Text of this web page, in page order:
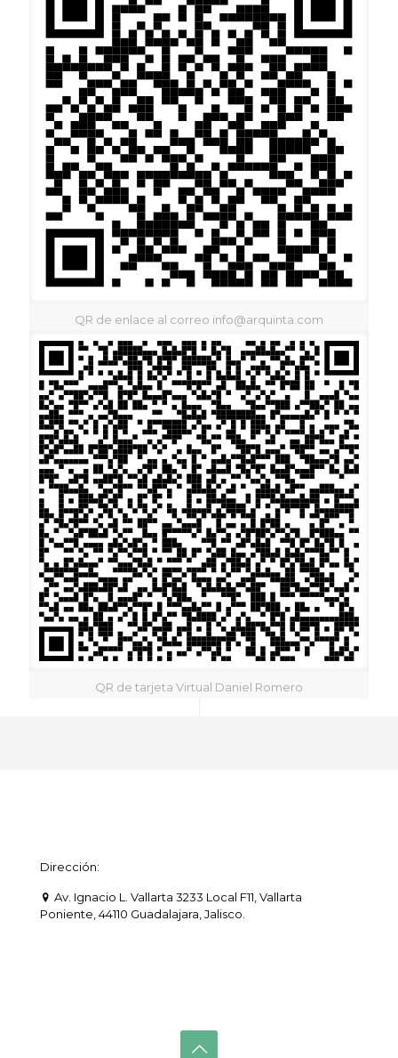
QR de enlace al correo info@arquinta.com
QR de tarjeta Virtual Daniel Romero
Dirección:
Av. Ignacio L. Vallarta 3233 Local F11, Vallarta
Poniente, 44110 Guadalajara, Jalisco.